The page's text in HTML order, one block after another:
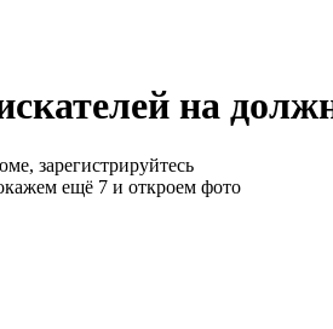
на
зарегистрируйтесь
ещё 7 и откроем фото